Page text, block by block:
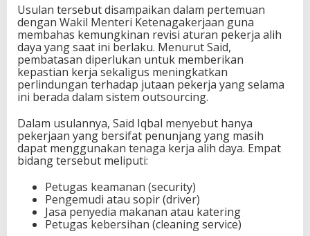
Usulan tersebut disampaikan dalam pertemuan
dengan Wakil Menteri Ketenagakerjaan guna
membahas kemungkinan revisi aturan pekerja alih
daya yang saat ini berlaku. Menurut Said,
pembatasan diperlukan untuk memberikan
kepastian kerja sekaligus meningkatkan
perlindungan terhadap jutaan pekerja yang selama
ini berada dalam sistem outsourcing.
Dalam usulannya, Said Iqbal menyebut hanya
pekerjaan yang bersifat penunjang yang masih
dapat menggunakan tenaga kerja alih daya. Empat
bidang tersebut meliputi:
Petugas keamanan (security)
Pengemudi atau sopir (driver)
Jasa penyedia makanan atau katering
Petugas kebersihan (cleaning service)